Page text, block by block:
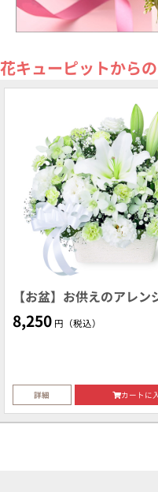
花キューピットから
【お盆】お供えのアレン
8,250 円（税込）
詳細 カートに